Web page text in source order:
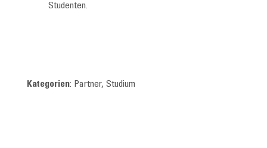
Studenten.
Kategorien: Partner, Studium